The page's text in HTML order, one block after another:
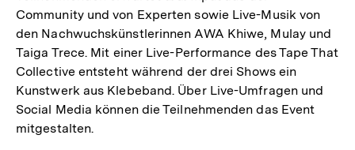
Community und von Experten sowie Live-Musik von
den Nachwuchskünstlerinnen AWA Khiwe, Mulay und
Taiga Trece. Mit einer Live-Performance des Tape That
Collective entsteht während der drei Shows ein
Kunstwerk aus Klebeband. Über Live-Umfragen und
Social Media können die Teilnehmenden das Event
mitgestalten.